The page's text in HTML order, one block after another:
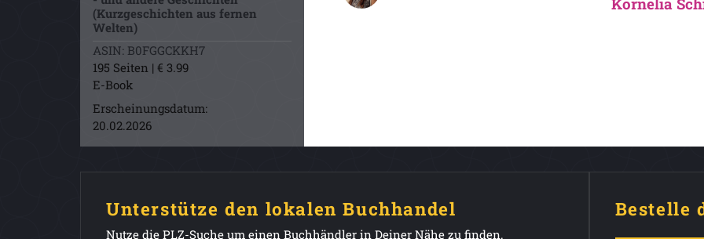
(Kurzgeschichten aus fernen
Welten)
ASIN: B0FGGCKKH7
195 Seiten | € 3.99
E-Book
Erscheinungsdatum:
20.02.2026
Unterstütze den lokalen Buchhandel
Nutze die PLZ-Suche um einen Buchhändler in Deiner Nähe zu finden.
Bestelle